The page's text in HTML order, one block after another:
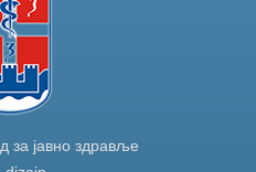
за јавно здравље